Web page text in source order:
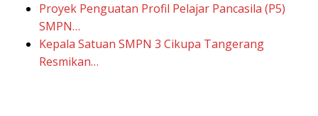
Proyek Penguatan Profil Pelajar Pancasila (P5)
SMPN…
Kepala Satuan SMPN 3 Cikupa Tangerang
Resmikan…